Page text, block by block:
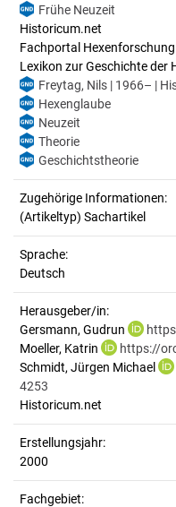
Frühe Neuzeit
Historicum.net
Fachportal Hexenforschung
Lexikon zur Geschichte der
Freytag, Nils | 1966– |
Hexenglaube
Neuzeit
Theorie
Geschichtstheorie
Zugehörige Informationen:
(Artikeltyp) Sachartikel
Sprache:
Deutsch
Herausgeber/in:
Gersmann, Gudrun
Moeller, Katrin
https://
Schmidt, Jürgen Michael
4253
Historicum.net
Erstellungsjahr:
2000
Fachgebiet: